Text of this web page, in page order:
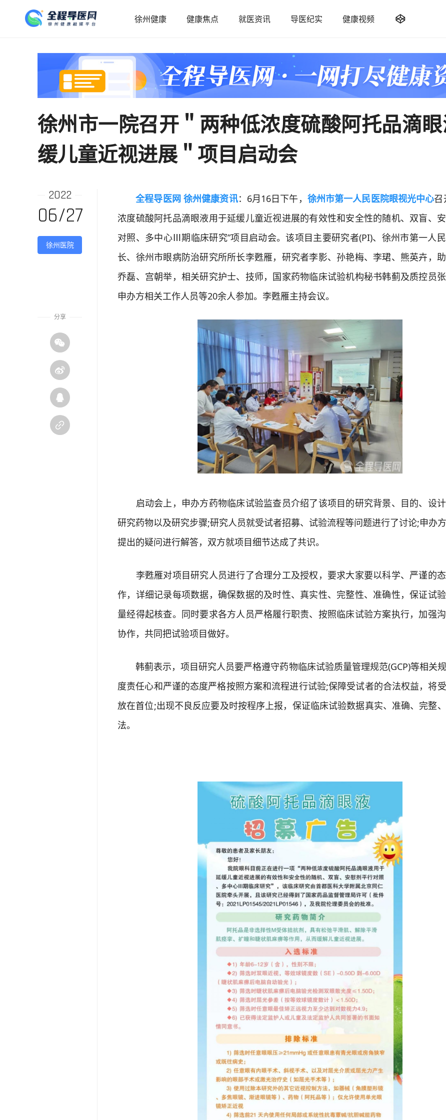
徐州健康 健康焦点 就医资讯 导医纪实 健康视频 
徐州市一院召开＂两种低浓度硫酸阿托品滴
缓儿童近视进展＂项目启动会
2022
06/27
徐州医院
分享




全程导医网 徐州健康资讯：6月16日下午， 徐州市第一人民医院眼视光中心召
浓度硫酸阿托品滴眼液用于延缓儿童近视进展的有效性和安全性的随机、双盲、
对照、多中心Ⅲ期临床研究”项目启动会。该项目主要研究者(PI)、徐州市第一人
长、徐州市眼病防治研究所所长李甦雁，研究者李影、孙艳梅、李珺、熊英卉，
乔磊、宫朝举，相关研究护士、技师，国家药物临床试验机构秘书韩蓟及质控员
申办方相关工作人员等20余人参加。李甦雁主持会议。
启动会上，申办方药物临床试验监查员介绍了该项目的研究背景、目的、设计
研究药物以及研究步骤;研究人员就受试者招募、试验流程等问题进行了讨论;申办
提出的疑问进行解答，双方就项目细节达成了共识。
李甦雁对项目研究人员进行了合理分工及授权，要求大家要以科学、严谨的
作，详细记录每项数据，确保数据的及时性、真实性、完整性、准确性，保证试
量经得起核查。同时要求各方人员严格履行职责、按照临床试验方案执行，加强
协作，共同把试验项目做好。
韩蓟表示，项目研究人员要严格遵守药物临床试验质量管理规范(GCP)等相关
度责任心和严谨的态度严格按照方案和流程进行试验;保障受试者的合法权益，将
放在首位;出现不良反应要及时按程序上报，保证临床试验数据真实、准确、完整
法。